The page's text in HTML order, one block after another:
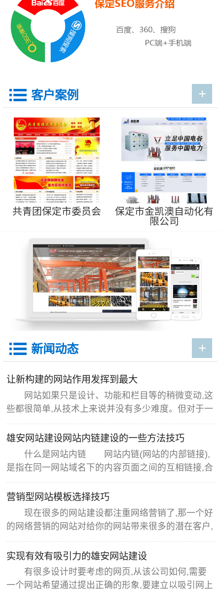
 客户案例 +
共青团保定市委员会
保定市金凯澳自动化有
限公司
 新闻动态 +
让新构建的网站作用发挥到最大
网站如果只是设计、功能和栏目等的稍微变动,这
些都很简单,从技术上来说并没有多少难度。但对于一
些对搜索引擎特别不友好的网站,如果没有针对性的改
版,相当于只给网站换了一个外壳,对于网站本身的发
展来说,没有多大的作用。所以,不管是需要改版还是
重新建设,都要先认真分析,做好网站整体规划,找出网
雄安网站建设网站内链建设的一些方法技巧
什么是网站内链 网站内链(网站的内部链接),
是指在同一网站域名下的内容页面之间的互相链接,合
理的内链有利于提高用户体验以及搜索引擎对网站的
爬行索引效率,进而提高搜索引擎的收录与网站权
重。 很多朋友会有疑问,现在用什么方法做外链最
好,或者对自身要求比较低?我想必然是论坛,论坛很多
营销型网站模板选择技巧
现在很多的网站建设都注重网络营销了,那一个好
的网络营销的网站对给你的网站带来很多的潜在客户,
那现在的建站公司都是在很多的CMS的基础上在二次
开发做出的网站。 现在在互联网上做的有名的也
就那么几种CMS,如果我们做网站都用的话就会在互
联网上形成很多相同的网站结构,目前对于网站模板而
实现有效有吸引力的雄安网站建设
有很多设计时要考虑的网页,从该公司如何,需要
一个网站希望通过提出正确的形象,要建立以吸引网上